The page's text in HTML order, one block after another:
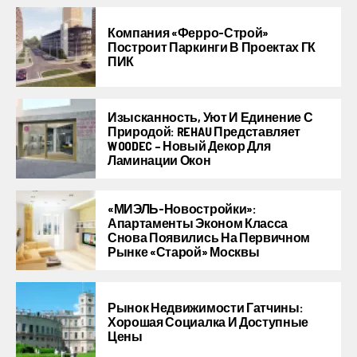
Компания «Ферро-Строй»
Построит Паркинги В Проектах ГК
ПИК
Изысканность, Уют И Единение С
Природой: REHAU Представляет
WOODEC – Новый Декор Для
Ламинации Окон
«МИЭЛЬ-Новостройки»:
Апартаменты Эконом Класса
Снова Появились На Первичном
Рынке «старой» Москвы
Рынок Недвижимости Гатчины:
Хорошая Социалка И Доступные
Цены